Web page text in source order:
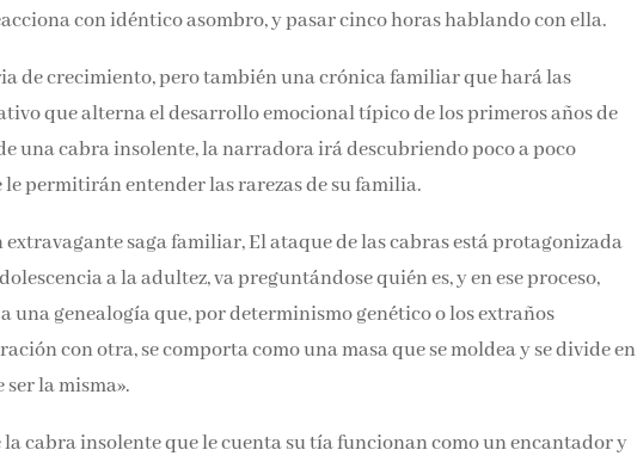
con idéntico asombro, y pasar cinco horas hablando con ella.
de crecimiento, pero también una crónica familiar que hará las
que alterna el desarrollo emocional típico de los primeros años de
una cabra insolente, la narradora irá descubriendo poco a poco
permitirán entender las rarezas de su familia.
saga familiar, El ataque de las cabras está protagonizada
a la adultez, va preguntándose quién es, y en ese proceso,
genealogía que, por determinismo genético o los extraños
con otra, se comporta como una masa que se moldea y se divide en
la misma».
la cabra insolente que le cuenta su tía funcionan como un encantador y